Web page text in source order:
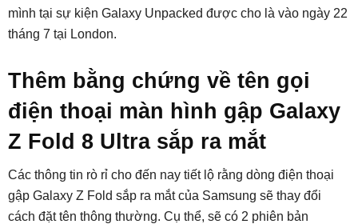
mình tại sự kiện Galaxy Unpacked được cho là vào ngày 22
tháng 7 tại London.
Thêm bằng chứng về tên gọi
điện thoại màn hình gập Galaxy
Z Fold 8 Ultra sắp ra mắt
Các thông tin rò rỉ cho đến nay tiết lộ rằng dòng điện thoại
gập Galaxy Z Fold sắp ra mắt của Samsung sẽ thay đổi
cách đặt tên thông thường. Cụ thể, sẽ có 2 phiên bản